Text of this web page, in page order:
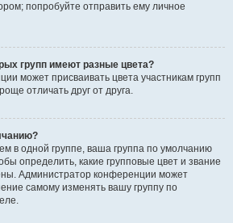
попробуйте отправить ему личное
групп имеют разные цвета?
может присваивать цвета участникам групп
отличать друг от друга.
в одной группе, ваша группа по умолчанию
определить, какие групповые цвет и звание
Администратор конференции может
самому изменять вашу группу по